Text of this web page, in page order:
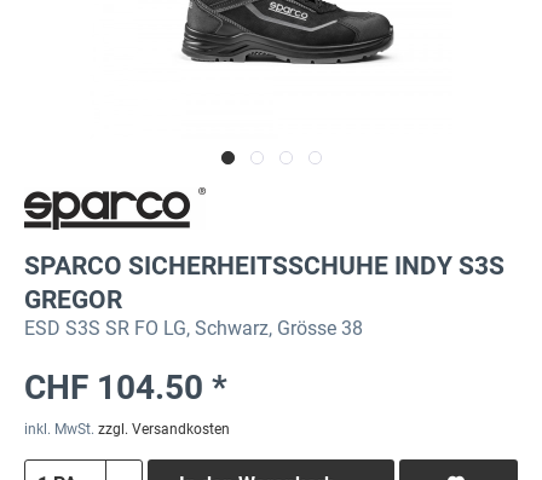
SPARCO SICHERHEITSSCHUHE INDY S3S
GREGOR
ESD S3S SR FO LG, Schwarz, Grösse 38
CHF 104.50 *
inkl. MwSt. zzgl. Versandkosten